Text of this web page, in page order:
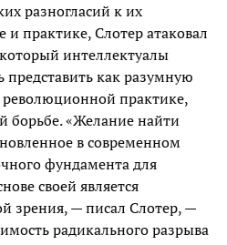
разногласий к их
практике, Слотер атаковал
интеллектуалы
как разумную
практике,
борьбе. «Желание найти
в современном
фундамента для
своей является
зрения, — писал Слотер, —
радикального разрыва